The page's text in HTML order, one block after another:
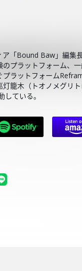
「Bound Baw」編集
プラットフォーム、
ラットフォーム
籠木（トオノメグリ
ている。